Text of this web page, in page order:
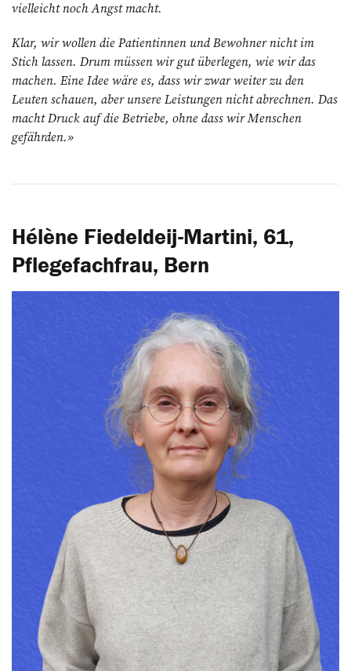
vielleicht noch Angst macht.
Klar, wir wollen die Patientinnen und Bewohner nicht im
Stich lassen. Drum müssen wir gut überlegen, wie wir das
machen. Eine Idee wäre es, dass wir zwar weiter zu den
Leuten schauen, aber unsere Leistungen nicht abrechnen. Das
macht Druck auf die Betriebe, ohne dass wir Menschen
gefährden.»
Hélène Fiedeldeij-Martini, 61,
Pflegefachfrau, Bern